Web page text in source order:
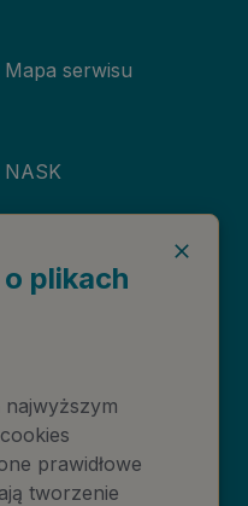
Mapa serwisu
NASK
Niebieska Linia
plikach
najwyższym
prawidłowe
tworzenie